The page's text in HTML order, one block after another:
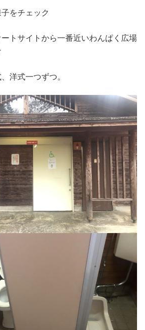
をチェック
トサイトから一番近いわんぱく広場
洋式一つずつ。